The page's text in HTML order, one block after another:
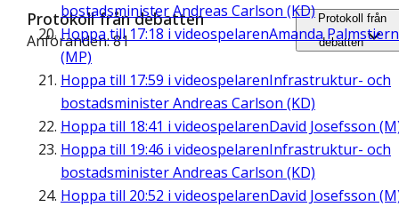
bostadsminister Andreas Carlson (KD)
Hoppa till 17:18 i videospelarenAmanda
(MP)
Hoppa till 17:59 i videospelarenInfrastruktur- och
bostadsminister Andreas Carlson (KD)
Hoppa till 18:41 i videospelarenDavid Josefsson
Hoppa till 19:46 i videospelarenInfrastruktur- och
bostadsminister Andreas Carlson (KD)
Hoppa till 20:52 i videospelarenDavid Josefsson
Protokoll från debatten
Anföranden: 81
Protokoll från
debatten